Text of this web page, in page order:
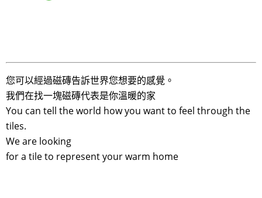
您可以經過磁磚告訴世界您想要的感覺。
我們在找一塊磁磚代表是你溫暖的家
You can tell the world how you want to feel through the
tiles.
We are looking
for a tile to represent your warm home